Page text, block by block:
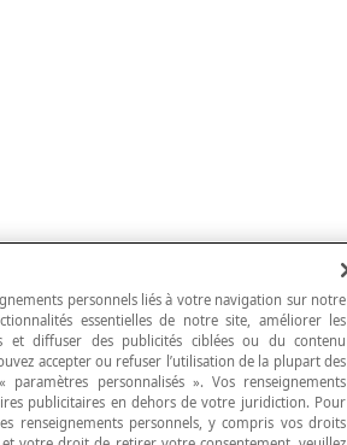
personnels liés à votre navigation sur notre
essentielles de notre site, améliorer les
et diffuser des publicités ciblées ou du contenu
accepter ou refuser l’utilisation de la plupart des
personnalisés ». Vos renseignements
publicitaires en dehors de votre juridiction. Pour
renseignements personnels, y compris vos droits